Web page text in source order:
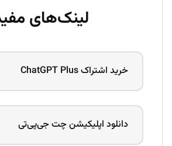
لینک‌های
خرید اشتراک ChatGPT Plus
دانلود اپلیکیشن چت جی‌پی‌تی